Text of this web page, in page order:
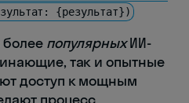
{результат})
более популярныхИИ-
так и опытные
доступ к мощным